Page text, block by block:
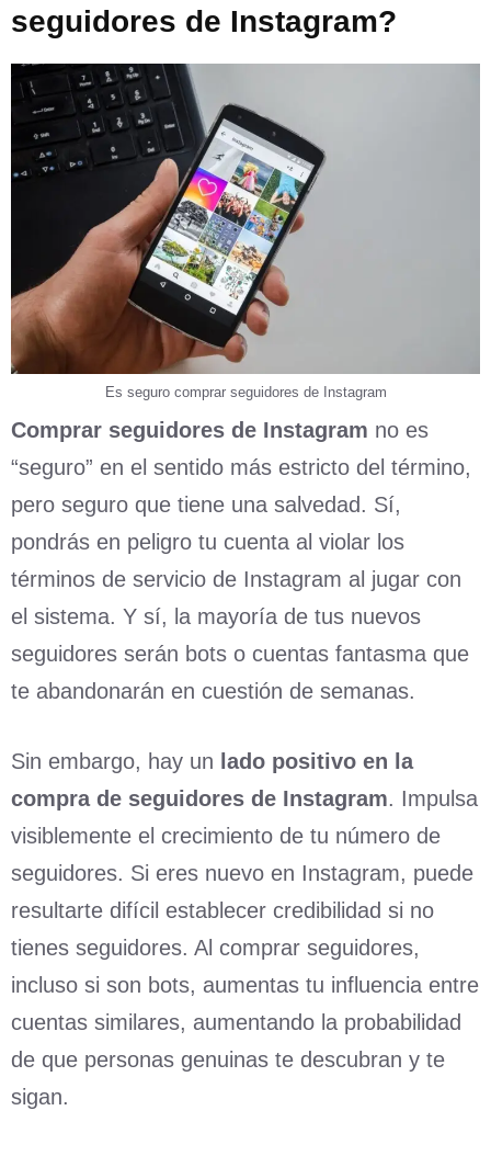
seguidores de Instagram?
Es seguro comprar seguidores de Instagram
Comprar seguidores de Instagram no es
“seguro” en el sentido más estricto del término,
pero seguro que tiene una salvedad. Sí,
pondrás en peligro tu cuenta al violar los
términos de servicio de Instagram al jugar con
el sistema. Y sí, la mayoría de tus nuevos
seguidores serán bots o cuentas fantasma que
te abandonarán en cuestión de semanas.
Sin embargo, hay un lado positivo en la
compra de seguidores de Instagram. Impulsa
visiblemente el crecimiento de tu número de
seguidores. Si eres nuevo en Instagram, puede
resultarte difícil establecer credibilidad si no
tienes seguidores. Al comprar seguidores,
incluso si son bots, aumentas tu influencia entre
cuentas similares, aumentando la probabilidad
de que personas genuinas te descubran y te
sigan.